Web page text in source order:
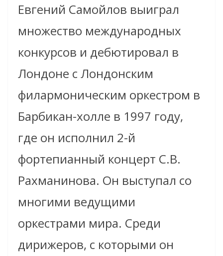
Евгений Самойлов выиграл
множество международных
конкурсов и дебютировал в
Лондоне с Лондонским
филармоническим оркестром в
Барбикан-холле в 1997 году,
где он исполнил 2-й
фортепианный концерт С.В.
Рахманинова. Он выступал со
многими ведущими
оркестрами мира. Среди
дирижеров, с которыми он